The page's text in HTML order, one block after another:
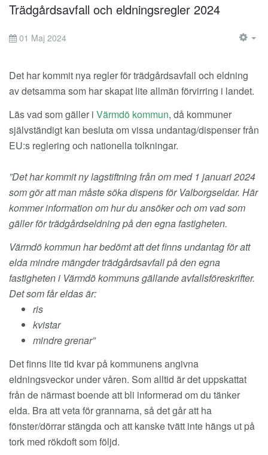
Trädgårdsavfall och eldningsregler 2024
01 Maj 2024
Det har kommit nya regler för trädgårdsavfall och eldning
av detsamma som har skapat lite allmän förvirring i landet.
Läs vad som gäller i Värmdö kommun, då kommuner
självständigt kan besluta om vissa undantag/dispenser från
EU:s reglering och nationella tolkningar.
”Det har kommit ny lagstiftning från om med 1 januari 2024
som gör att man måste söka dispens för Valborgseldar. Här
kommer information om hur du ansöker och om vad som
gäller för trädgårdseldning på den egna fastigheten.
Värmdö kommun har bedömt att det finns undantag för att
elda mindre mängder trädgårdsavfall på den egna
fastigheten i Värmdö kommuns gällande avfallsföreskrifter.
Det som får eldas är:
ris
kvistar
mindre grenar”
Det finns lite tid kvar på kommunens angivna
eldningsveckor under våren. Som alltid är det uppskattat
från de närmast boende att bli informerad om du tänker
elda. Bra att veta för grannarna, så det går att ha
fönster/dörrar stängda och att kanske tvätt inte hängs ut på
tork med rökdoft som följd.